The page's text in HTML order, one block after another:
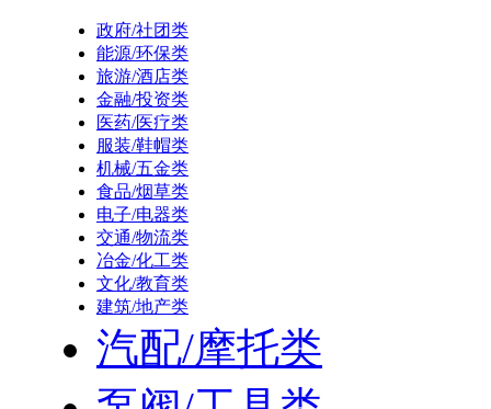
政府/社团类
能源/环保类
旅游/酒店类
金融/投资类
医药/医疗类
服装/鞋帽类
机械/五金类
食品/烟草类
电子/电器类
交通/物流类
冶金/化工类
文化/教育类
建筑/地产类
汽配/摩托类